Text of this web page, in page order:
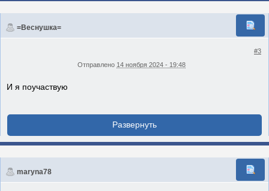
=Веснушка=
#3
Отправлено 14 ноября 2024 - 19:48
И я поучаствую
maryna78